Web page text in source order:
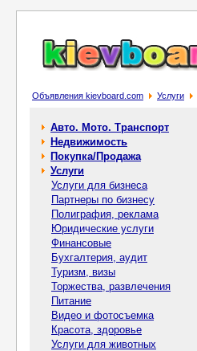
Объявления kievboard.com Услуги
Авто. Мото. Транспорт
Недвижимость
Покупка/Продажа
Услуги
Услуги для бизнеса
Партнеры по бизнесу
Полиграфия, реклама
Юридические услуги
Финансовые
Бухгалтерия, аудит
Туризм, визы
Торжества, развлечения
Питание
Видео и фотосъемка
Красота, здоровье
Услуги для животных